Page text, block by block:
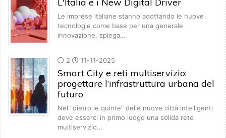
L'Italia e i New Digital Driver
Le imprese italiane stanno adottando le nuove
tecnologie come base per una generale
innovazione, spiega…
2 11-11-2025
Smart City e reti multiservizio:
progettare l’infrastruttura urbana del
futuro
Nel "dietro le quinte" delle nuove città intelligenti
deve esserci in primo luogo una solida rete
multiservizio…